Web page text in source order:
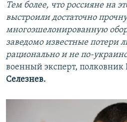
Тем более, что россияне на
выстроили достаточно
многоэшелонированную
заведомо известные потери
рационально и не по-
военный эксперт, полковник
Селезнев.